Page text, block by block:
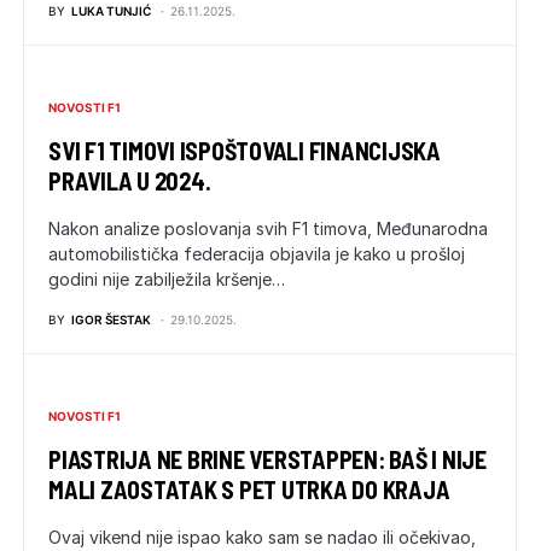
BY LUKA TUNJIĆ 26.11.2025.
NOVOSTI F1
SVI F1 TIMOVI ISPOŠTOVALI FINANCIJSKA
PRAVILA U 2024.
Nakon analize poslovanja svih F1 timova, Međunarodna
automobilistička federacija objavila je kako u prošloj
godini nije zabilježila kršenje…
BY IGOR ŠESTAK 29.10.2025.
NOVOSTI F1
PIASTRIJA NE BRINE VERSTAPPEN: BAŠ I NIJE
MALI ZAOSTATAK S PET UTRKA DO KRAJA
Ovaj vikend nije ispao kako sam se nadao ili očekivao,